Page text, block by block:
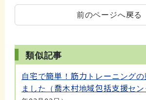
前のページへ戻る
類似記事
自宅で簡単！筋力トレーニング
ました（喬木村地域包括支援セン